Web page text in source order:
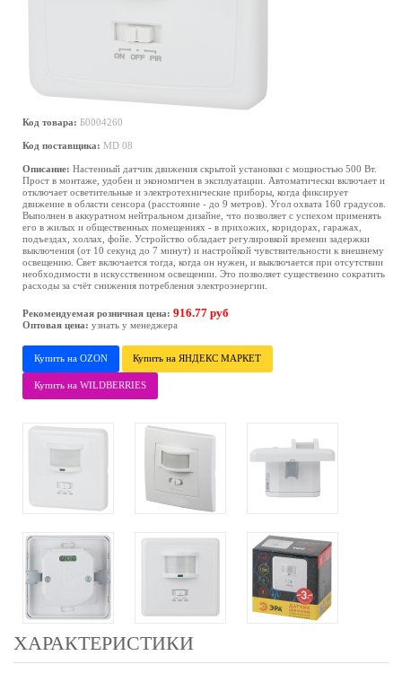
Код товара: Б0004260
Код поставщика: MD 08
Описание: Настенный датчик движения скрытой установки с мощностью 500 Вт.
Прост в монтаже, удобен и экономичен в эксплуатации. Автоматически включает и
отключает осветительные и электротехнические приборы, когда фиксирует
движение в области сенсора (расстояние - до 9 метров). Угол охвата 160 градусов.
Выполнен в аккуратном нейтральном дизайне, что позволяет с успехом применять
его в жилых и общественных помещениях - в прихожих, коридорах, гаражах,
подъездах, холлах, фойе. Устройство обладает регулировкой времени задержки
выключения (от 10 секунд до 7 минут) и настройкой чувствительности к внешнему
освещению. Свет включается тогда, когда он нужен, и выключается при отсутствии
необходимости в искусственном освещении. Это позволяет существенно сократить
расходы за счёт снижения потребления электроэнергии.
Рекомендуемая розничная цена: 916.77 руб
Оптовая цена: узнать у менеджера
Купить на OZON Купить на ЯНДЕКС МАРКЕТ
Купить на WILDBERRIES
ХАРАКТЕРИСТИКИ